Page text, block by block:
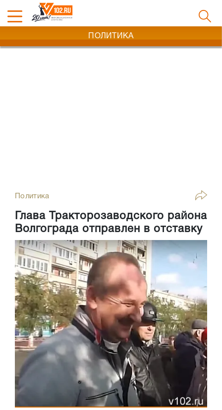
ПОЛИТИКА
Политика
Глава Тракторозаводского района
Волгограда отправлен в отставку